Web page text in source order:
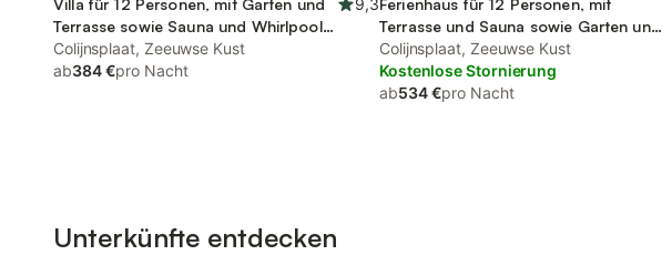
Villa für 12 Personen, mit Garten und
Terrasse sowie Sauna und Whirlpool,
mit Haustier
9,3
Colijnsplaat, Zeeuwse Kust
ab384 €pro Nacht
Ferienhaus für 12 Personen, mit
Terrasse und Sauna sowie Garten und
Pool, mit Haustier
Colijnsplaat, Zeeuwse Kust
Kostenlose Stornierung
ab534 €pro Nacht
Unterkünfte entdecken